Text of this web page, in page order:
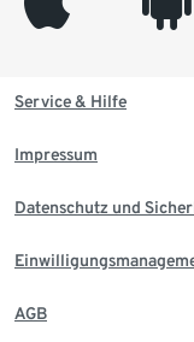
Service & Hilfe
Impressum
Datenschutz und
AGB